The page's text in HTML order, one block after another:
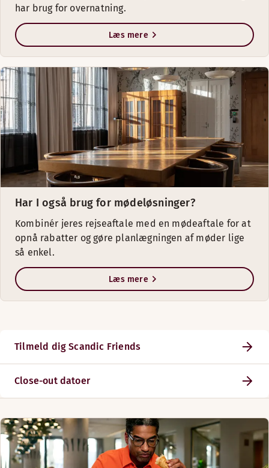
har brug for overnatning.
Læs mere
Har I også brug for mødeløsninger?
Kombinér jeres rejseaftale med en mødeaftale for at
opnå rabatter og gøre planlægningen af møder lige
så enkel.
Læs mere
Tilmeld dig Scandic Friends
Close-out datoer